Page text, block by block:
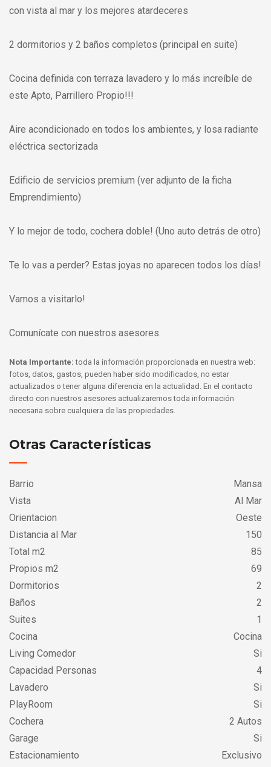
con vista al mar y los mejores atardeceres
2 dormitorios y 2 baños completos (principal en suite)
Cocina definida con terraza lavadero y lo más increíble de
este Apto, Parrillero Propio!!!
Aire acondicionado en todos los ambientes, y losa radiante
eléctrica sectorizada
Edificio de servicios premium (ver adjunto de la ficha
Emprendimiento)
Y lo mejor de todo, cochera doble! (Uno auto detrás de otro)
Te lo vas a perder? Estas joyas no aparecen todos los días!
Vamos a visitarlo!
Comunícate con nuestros asesores.
Nota Importante:toda la información proporcionada en nuestra web:
fotos, datos, gastos, pueden haber sido modificados, no estar
actualizados o tener alguna diferencia en la actualidad. En el contacto
directo con nuestros asesores actualizaremos toda información
necesaria sobre cualquiera de las propiedades.
Otras Características
Barrio
Mansa
Vista
Al Mar
Orientacion
Oeste
Distancia al Mar
150
Total m2
85
Propios m2
69
Dormitorios
2
Baños
2
Suites
1
Cocina
Cocina
Living Comedor
Si
Capacidad Personas
4
Lavadero
Si
PlayRoom
Si
Cochera
2 Autos
Garage
Si
Estacionamiento
Exclusivo